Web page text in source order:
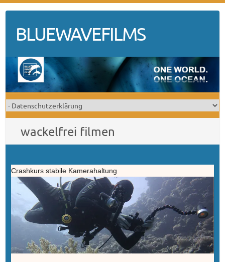
contentBLUEWAVEFILMS
wackelfrei filmen
Crashkurs stabile Kamerahaltung